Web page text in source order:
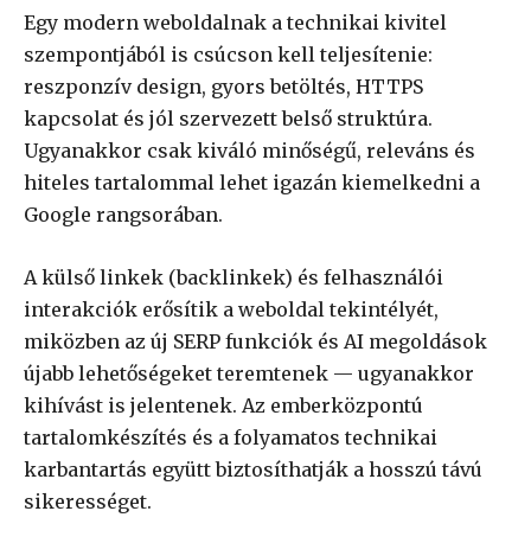
Egy modern weboldalnak a technikai kivitel
szempontjából is csúcson kell teljesítenie:
reszponzív design, gyors betöltés, HTTPS
kapcsolat és jól szervezett belső struktúra.
Ugyanakkor csak kiváló minőségű, releváns és
hiteles tartalommal lehet igazán kiemelkedni a
Google rangsorában.
A külső linkek (backlinkek) és felhasználói
interakciók erősítik a weboldal tekintélyét,
miközben az új SERP funkciók és AI megoldások
újabb lehetőségeket teremtenek — ugyanakkor
kihívást is jelentenek. Az emberközpontú
tartalomkészítés és a folyamatos technikai
karbantartás együtt biztosíthatják a hosszú távú
sikerességet.